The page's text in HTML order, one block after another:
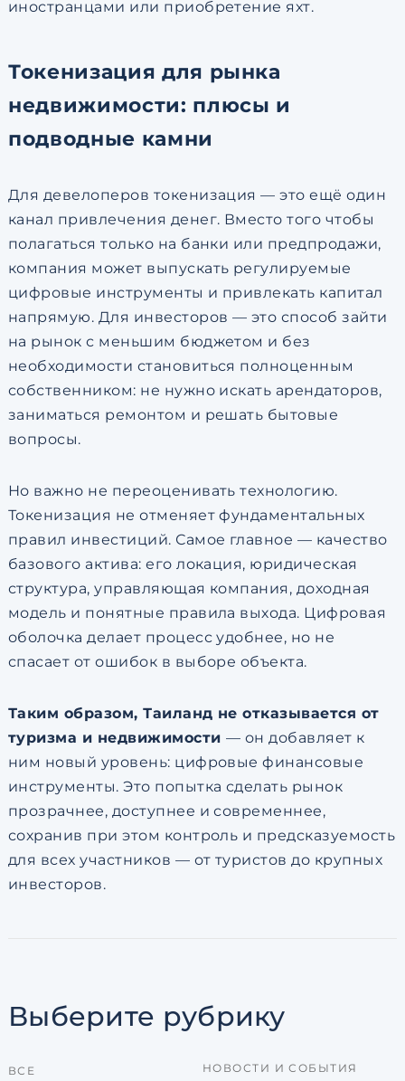
иностранцами или приобретение яхт.
Токенизация для рынка
недвижимости: плюсы и
подводные камни
Для девелоперов токенизация — это ещё один
канал привлечения денег. Вместо того чтобы
полагаться только на банки или предпродажи,
компания может выпускать регулируемые
цифровые инструменты и привлекать капитал
напрямую. Для инвесторов — это способ зайти
на рынок с меньшим бюджетом и без
необходимости становиться полноценным
собственником: не нужно искать арендаторов,
заниматься ремонтом и решать бытовые
вопросы.
Но важно не переоценивать технологию.
Токенизация не отменяет фундаментальных
правил инвестиций. Самое главное — качество
базового актива: его локация, юридическая
структура, управляющая компания, доходная
модель и понятные правила выхода. Цифровая
оболочка делает процесс удобнее, но не
спасает от ошибок в выборе объекта.
Таким образом, Таиланд не отказывается от
туризма и недвижимости — он добавляет к
ним новый уровень: цифровые финансовые
инструменты. Это попытка сделать рынок
прозрачнее, доступнее и современнее,
сохранив при этом контроль и предсказуемость
для всех участников — от туристов до крупных
инвесторов.
Выберите рубрику
ВСЕ НОВОСТИ И СОБЫТИЯ